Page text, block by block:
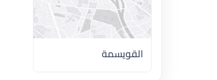
القويسمة